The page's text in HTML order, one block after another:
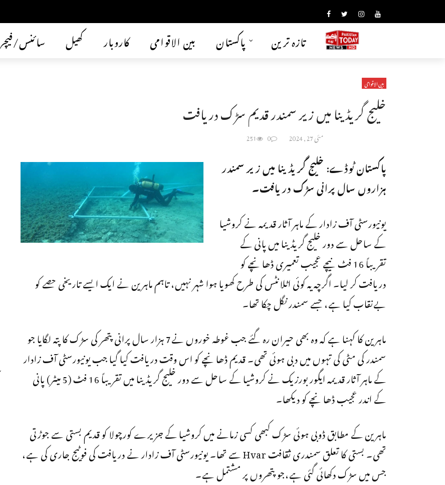
سائنس/فیچر کھیل کاروبار بین الاقوامی پاکستان تازہ ترین
بین الاقوامی
خلیج گریڈینا میں زیر سمندر قدیم سڑک دریافت
مئی 27, 2024 0
251
پاکستان ٹوڈے: خلیج گریڈینا میں زیر سمندر
ہزاروں سال پرانی سڑک دریافت۔
یونیورسٹی آف زادار کے ماہر آثار قدیمہ نے کروشیا
کے ساحل سے دور خلیج گریڈینا میں پانی کے
تقریباً 16 فٹ نیچے عجیب تعمیری ڈھانچے کو
دریافت کر لیا۔ اگرچہ یہ کوئی اٹلانٹس کی طرح کھویا ہوا شہر نہیں، تاہم ماہرین نے ایک ایسے تاریخی حصے کو
بےنقاب کیا ہے، جسے سمندر نگل چکا تھا۔
ماہرین کا کہنا ہے کہ وہ بھی حیران رہ گئے جب غوطہ خوروں نے7 ہزار سال پرانی پتھر کی سڑک کا پتہ لگایا جو
سمندر کی مٹی کی تہوں میں دبی ہوئی تھی۔ قدیم ڈھانچے کو اس وقت دریافت کیا گیا جب یونیورسٹی آف زادار
کے ماہر آثار قدیمہ ایگور بورزیک نے کروشیا کے ساحل سے دور خلیج گریڈینا میں تقریباً 16 فٹ (5 میٹر) پانی
کے اندر عجیب ڈھانچے کو دیکھا۔
ماہرین کے مطابق ڈوبی ہوئی سڑک کبھی کسی زمانے میں کروشیا کے جزیرے کورچولا کو قدیم بستی سے جوڑتی
تھی۔ بستی کا تعلق سمندری ثقافت Hvar سے تھا۔ یونیورسٹی آف زادار نے دریافت کی فوٹیج جاری کی ہے،
جس میں سڑک دکھائی گئی ہے،جو پتھروں پر مشتمل ہے۔